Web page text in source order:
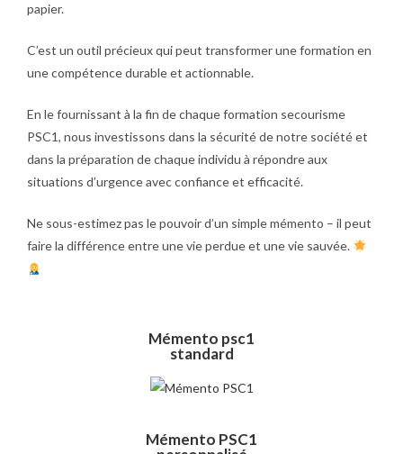
papier.
C’est un outil précieux qui peut transformer une formation en
une compétence durable et actionnable.
En le fournissant à la fin de chaque formation secourisme
PSC1, nous investissons dans la sécurité de notre société et
dans la préparation de chaque individu à répondre aux
situations d’urgence avec confiance et efficacité.
Ne sous-estimez pas le pouvoir d’un simple mémento – il peut
faire la différence entre une vie perdue et une vie sauvée.
Mémento psc1
standard
Mémento PSC1